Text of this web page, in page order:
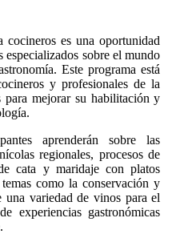
es una oportunidad
sobre el mundo
Este programa está
y profesionales de la
para mejorar su habilitación y
aprenderán sobre las
regionales, procesos de
cata y maridaje con platos
como la conservación y
variedad de vinos para el
experiencias gastronómicas